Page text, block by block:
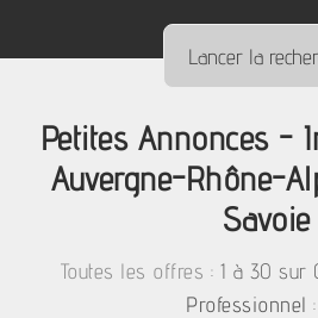
Petites Annonces -
Auvergne-Rhône-
Savoie
Toutes les offres : 1 à 30 sur
Professionnel